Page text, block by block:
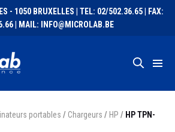
- 1050 BRUXELLES | TEL: 02/502.36.65 | FAX:
| MAIL: INFO@MICROLAB.BE
portables / Chargeurs / HP / HP TPN-